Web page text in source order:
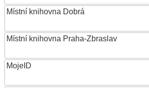
Místní knihovna Dobrá
Místní knihovna Praha-Zbraslav
MojeID